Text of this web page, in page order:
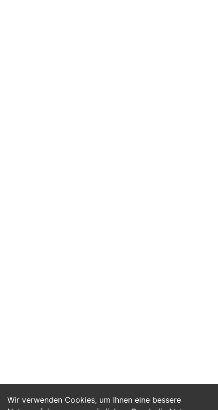
Wir verwenden Cookies, um Ihnen eine bessere